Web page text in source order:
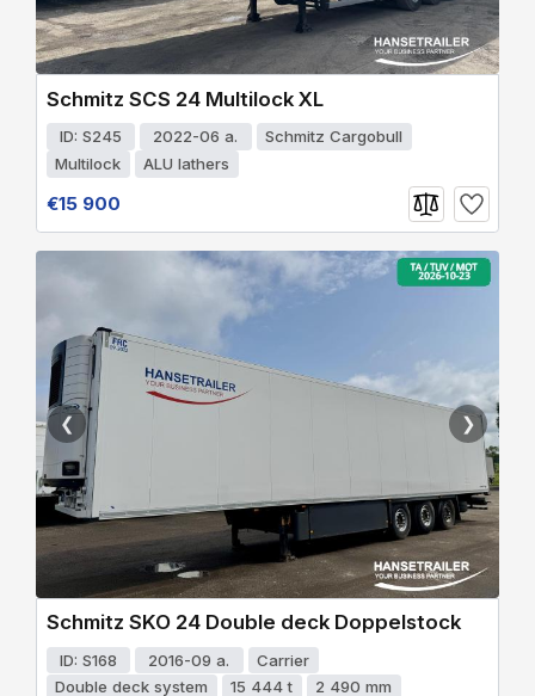
Schmitz SCS 24 Multilock XL
ID: S245 2022-06 a.
Schmitz Cargobull
Multilock
ALU lathers
€15 900
❮ ❯
Schmitz SKO 24 Double deck Doppelstock
ID: S168 2016-09 a.
Carrier
Double deck system
15 444 t 2 490 mm